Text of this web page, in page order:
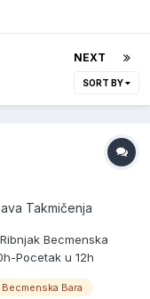
NEXT
SORT BY
Takmičenja
Becmenska
Pocetak u 12h
Becmenska Bara